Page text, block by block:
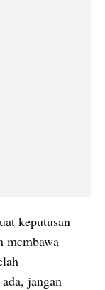
keputusan
membawa
jangan